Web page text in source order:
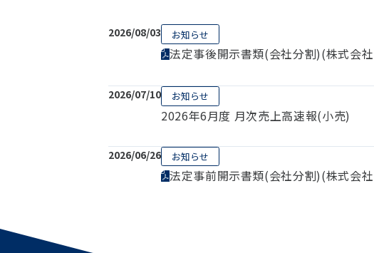
2026/08/03 お知らせ
法定事後開示書類(会社分割)(株式会
2026/07/10 お知らせ
2026年6月度 月次売上高速報(小売)
2026/06/26 お知らせ
法定事前開示書類(会社分割)(株式会